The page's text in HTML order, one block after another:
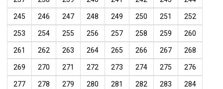
245 246 247 248 249 250 251 252
253 254 255 256 257 258 259 260
261 262 263 264 265 266 267 268
269 270 271 272 273 274 275 276
277 278 279 280 281 282 283 284